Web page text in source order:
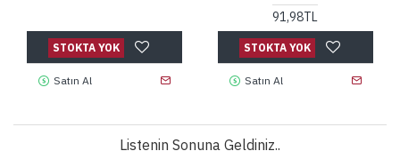
STOKTA YOK
Satın Al
91,98TL
STOKTA YOK
Satın Al
Listenin Sonuna Geldiniz..